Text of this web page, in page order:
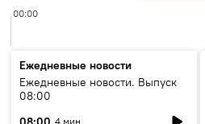
00:00
Ежедневные новости
Ежедневные новости. Выпуск
08:00
4 мин